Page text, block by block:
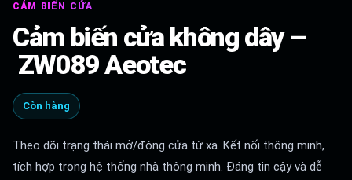
CẢM BIẾN CỬA
Cảm biến cửa không dây –
ZW089 Aeotec
Còn hàng
Theo dõi trạng thái mở/đóng cửa từ xa. Kết nối thông minh,
tích hợp trong hệ thống nhà thông minh. Đáng tin cậy và dễ